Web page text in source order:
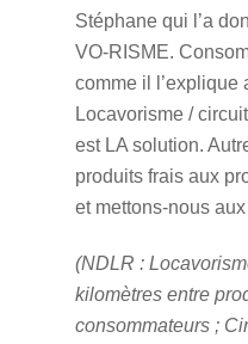
Stéphane qui l’a
VO-RISME.
comme il l’explique
Locavorisme /
est LA solution.
produits frais aux
et mettons-nous
(NDLR :
kilomètres entre
consommateurs ;